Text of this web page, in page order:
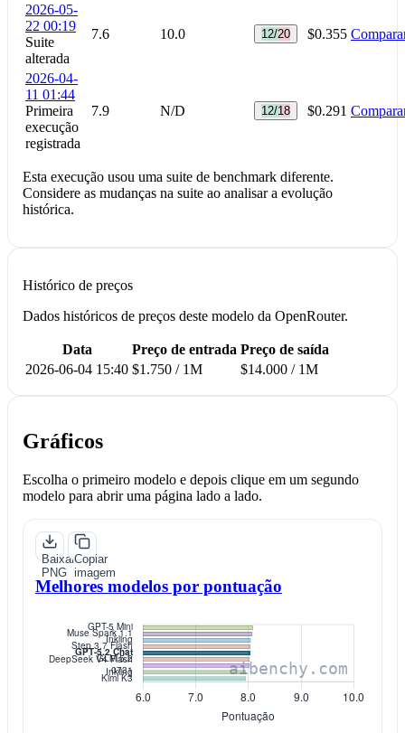
2026-05-
22 00:19
Suite
alterada
7.6 10.0 12/20 $0.355
2026-04-
11 01:44
Primeira
execução
registrada
7.9 N/D 12/18 $0.291
Esta execução usou uma suite de benchmark diferente.
Considere as mudanças na suite ao analisar a evolução
histórica.
Histórico de preços
Dados históricos de preços deste modelo da OpenRouter.
Data Preço de entrada Preço de saída
2026-06-04 15:40 $1.750 / 1M $14.000 / 1M
Gráficos
Escolha o primeiro modelo e depois clique em um segundo
modelo para abrir uma página lado a lado.
Baixar
PNG
Copiar
imagem
Melhores modelos por pontuação